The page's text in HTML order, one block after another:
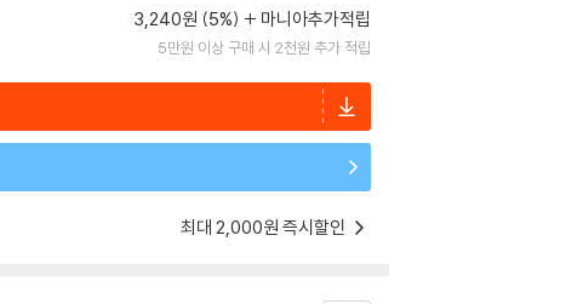
3,240원 (5%) 마니아추가적립
5만원 이상 구매 시 2천원 추가 적립
최대 2,000원 즉시할인